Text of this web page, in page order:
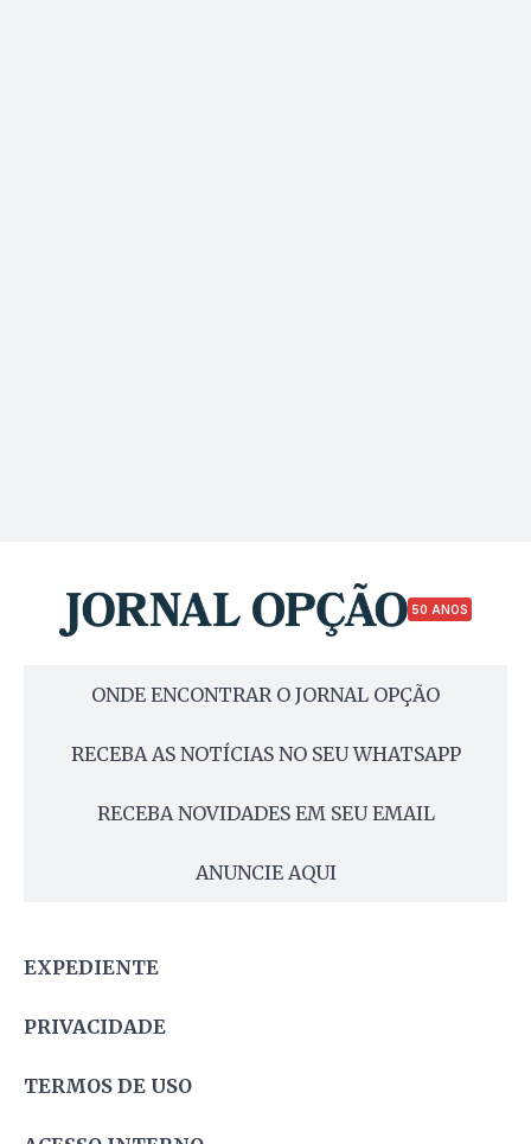
50 ANOS
ONDE ENCONTRAR O JORNAL OPÇÃO
RECEBA AS NOTÍCIAS NO SEU WHATSAPP
RECEBA NOVIDADES EM SEU EMAIL
ANUNCIE AQUI
EXPEDIENTE
PRIVACIDADE
TERMOS DE USO